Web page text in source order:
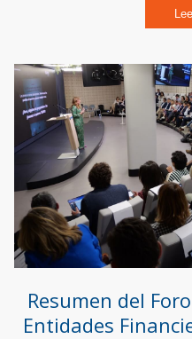
Resumen del
Entidades